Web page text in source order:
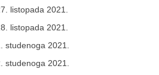
listopada 2021.
listopada 2021.
studenoga 2021.
studenoga 2021.